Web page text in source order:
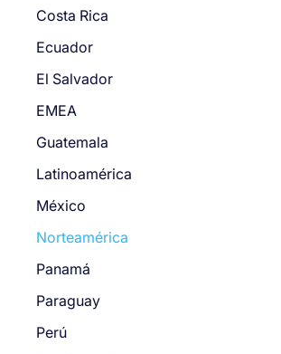
Costa Rica
Ecuador
El Salvador
EMEA
Guatemala
Latinoamérica
México
Norteamérica
Panamá
Paraguay
Perú